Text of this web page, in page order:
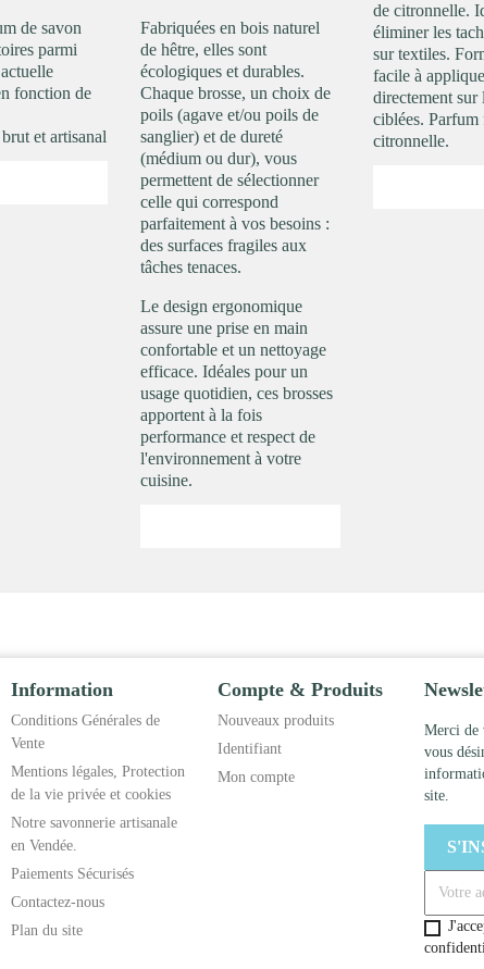
de savon
parmi
fonction de
et artisanal
Fabriquées en bois naturel
de hêtre, elles sont
écologiques et durables.
Chaque brosse, un choix de
poils (agave et/ou poils de
sanglier) et de dureté
(médium ou dur), vous
permettent de sélectionner
celle qui correspond
parfaitement à vos besoins :
des surfaces fragiles aux
tâches tenaces.
Le design ergonomique
assure une prise en main
confortable et un nettoyage
efficace. Idéales pour un
usage quotidien, ces brosses
apportent à la fois
performance et respect de
l'environnement à votre
cuisine.
de citronnelle.
éliminer les
sur textiles.
facile à
directement sur
ciblées. Parfum
citronnelle.
Information
Conditions Générales de
Vente
Mentions légales, Protection
de la vie privée et cookies
Notre savonnerie artisanale
en Vendée.
Paiements Sécurisés
Contactez-nous
Plan du site
Compte & Produits
Nouveaux produits
Identifiant
Mon compte
Merci de
vous
site.